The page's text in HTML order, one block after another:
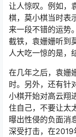
让人惊叹。例如，
棋，莫小棋当时表
来一段不错的运势
截铁，袁姗姗听到
人大吃一惊的是，
在几年之后，袁姗
时。另外，还有针
小棋开始对高云翔
住自己，不要让太
曝出性侵的负面消
深受打击，在